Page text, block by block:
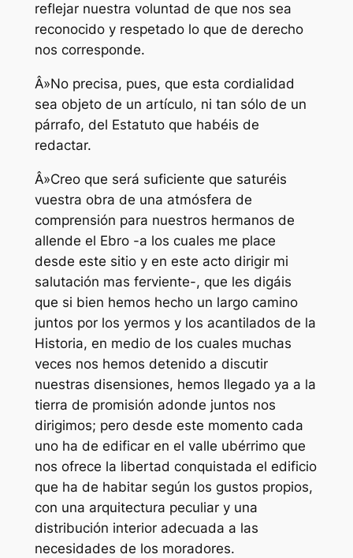
reflejar nuestra voluntad de que nos sea
reconocido y respetado lo que de derecho
nos corresponde.
Â»No precisa, pues, que esta cordialidad
sea objeto de un artículo, ni tan sólo de un
párrafo, del Estatuto que habéis de
redactar.
Â»Creo que será suficiente que saturéis
vuestra obra de una atmósfera de
comprensión para nuestros hermanos de
allende el Ebro -a los cuales me place
desde este sitio y en este acto dirigir mi
salutación mas ferviente-, que les digáis
que si bien hemos hecho un largo camino
juntos por los yermos y los acantilados de la
Historia, en medio de los cuales muchas
veces nos hemos detenido a discutir
nuestras disensiones, hemos llegado ya a la
tierra de promisión adonde juntos nos
dirigimos; pero desde este momento cada
uno ha de edificar en el valle ubérrimo que
nos ofrece la libertad conquistada el edificio
que ha de habitar según los gustos propios,
con una arquitectura peculiar y una
distribución interior adecuada a las
necesidades de los moradores.